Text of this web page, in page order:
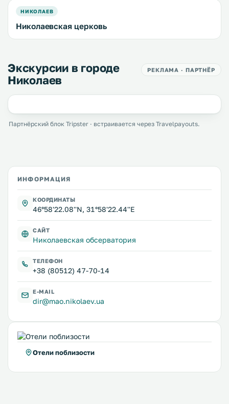
НИКОЛАЕВ
Николаевская церковь
Экскурсии в городе
Николаев
РЕКЛАМА · ПАРТНЁР
Партнёрский блок Tripster · встраивается через Travelpayouts.
ИНФОРМАЦИЯ
КООРДИНАТЫ
46°58'22.08''N, 31°58'22.44''E
САЙТ
Николаевская обсерватория
ТЕЛЕФОН
+38 (80512) 47-70-14
E-MAIL
dir@mao.nikolaev.ua
Отели поблизости